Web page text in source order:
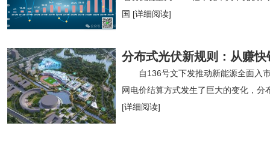
国 [详细阅读]
分布式光伏新规则：从赚快
自136号文下发推动新能源全面入
网电价结算方式发生了巨大的变化，分
[详细阅读]